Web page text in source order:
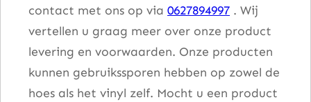
contact met ons op via 0627894997 . Wij
vertellen u graag meer over onze product
levering en voorwaarden. Onze producten
kunnen gebruikssporen hebben op zowel de
hoes als het vinyl zelf. Mocht u een product